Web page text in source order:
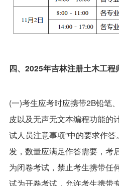
四、2025年吉林注册土木工程
(一)考生应考时应携带2B铅笔
皮以及无声无文本编程功能的
试人员注意事项”中的要求作
发，数量应满足作答需要，考
为闭卷考试，禁止考生携带任
试为开卷考试，允许考生携带